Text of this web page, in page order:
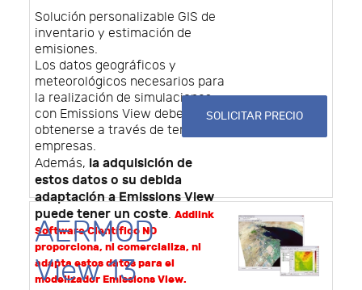
Solución personalizable GIS de
inventario y estimación de
emisiones.
Los datos geográficos y
meteorológicos necesarios para
la realización de simulaciones
con Emissions View deben
obtenerse a través de terceras
empresas.
Además, la adquisición de
estos datos o su debida
adaptación a Emissions View
puede tener un coste. Addlink
Software Científico NO
proporciona, ni comercializa, ni
adapta estos datos para el
modelizador Emissions View.
SOLICITAR PRECIO
AERMOD
View 13